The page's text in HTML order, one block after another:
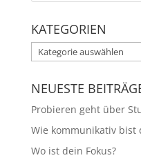
KATEGORIEN
Kategorien
NEUESTE
Probieren geht über
Wie kommunikativ bist
Wo ist dein Fokus?